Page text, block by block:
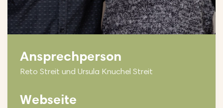
Ansprechperson
Reto Streit und Ursula Knuchel Streit
Webseite